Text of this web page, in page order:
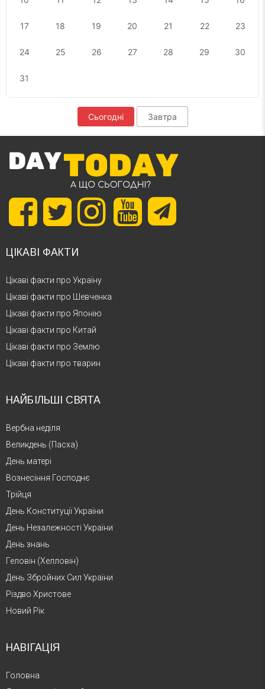
17 18 19 20 21 22 23
24 25 26 27 28 29 30
31
Сьогодні Завтра
ЦІКАВІ ФАКТИ
Цікаві факти про Україну
Цікаві факти про Шевченка
Цікаві факти про Японію
Цікаві факти про Китай
Цікаві факти про Землю
Цікаві факти про тварин
НАЙБІЛЬШІ СВЯТА
Вербна неділя
Великдень (Пасха)
День матері
Вознесіння Господнє
Трійця
День Конституції України
День Незалежності України
День знань
Геловін (Хелловін)
День Збройних Сил України
Різдво Христове
Новий Рік
НАВІГАЦІЯ
Головна